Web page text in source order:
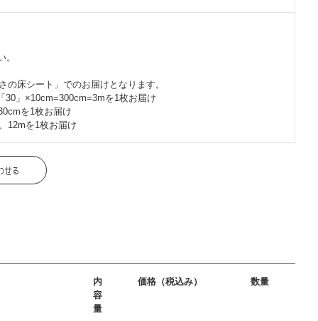
床シート」でのお届けとなります。
」×10cm=300cm=3mを1枚お届け
を1枚お届け
12mを1枚お届け
内
容
量
価格（税込み） 数量